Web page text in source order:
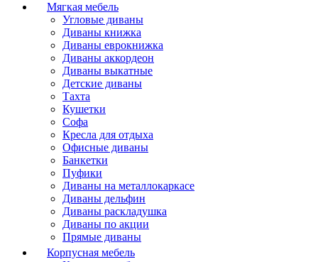
Мягкая мебель
Угловые диваны
Диваны книжка
Диваны еврокнижка
Диваны аккордеон
Диваны выкатные
Детские диваны
Тахта
Кушетки
Софа
Кресла для отдыха
Офисные диваны
Банкетки
Пуфики
Диваны на металлокаркасе
Диваны дельфин
Диваны раскладушка
Диваны по акции
Прямые диваны
Корпусная мебель